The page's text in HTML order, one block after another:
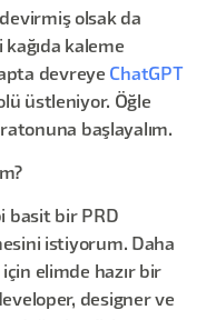
olsak da
kaleme
devreye ChatGPT
üstleniyor. Öğle
başlayalım.
basit bir PRD
istiyorum. Daha
için elimde hazır bir
designer ve